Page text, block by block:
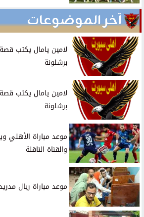
آخر الموضوعات
لامين يامال يكتب
برشلونة
لامين يامال يكتب
برشلونة
موعد مباراة الأهلي
والقناة الناقلة
موعد مباراة ريال